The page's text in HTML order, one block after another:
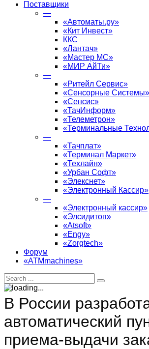
Поставщики
—
«Автоматы.ру»
«Кит Инвест»
ККС
«Лантач»
«Мастер МС»
«МИР АйТи»
—
«Ритейл Сервис»
«Сенсорные Системы»
«Сенсис»
«ТачИнформ»
«Телеметрон»
«Терминальные
—
«Тачплат»
«Терминал Маркет»
«Техлайн»
«Урбан Софт»
«Элекснет»
«Электронный Кассир»
—
«Электронный кассир»
«Элсидитоп»
«Atsoft»
«Engy»
«Zorgtech»
Форум
«ATMmachines»
В России
автоматический
приема-выдачи